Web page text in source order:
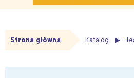
Strona główna Katalog